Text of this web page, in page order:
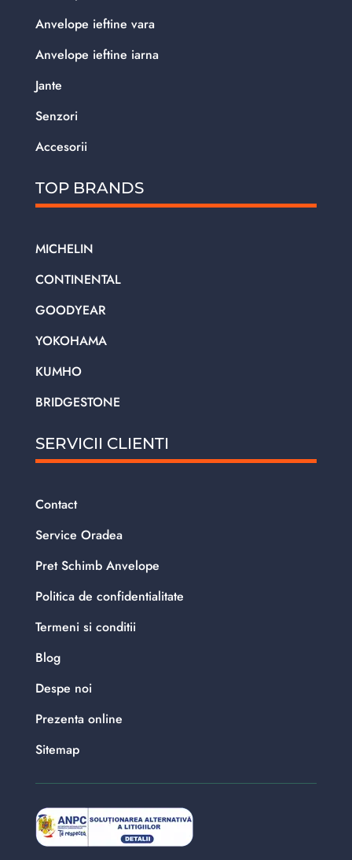
Anvelope ieftine vara
Anvelope ieftine iarna
Jante
Senzori
Accesorii
TOP BRANDS
MICHELIN
CONTINENTAL
GOODYEAR
YOKOHAMA
KUMHO
BRIDGESTONE
SERVICII CLIENTI
Contact
Service Oradea
Pret Schimb Anvelope
Politica de confidentialitate
Termeni si conditii
Blog
Despe noi
Prezenta online
Sitemap